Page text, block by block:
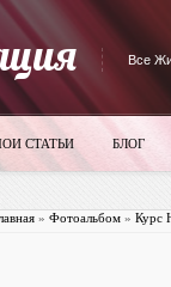
Все
СТАТЬИ БЛОГ
» Фотоальбом» Курс